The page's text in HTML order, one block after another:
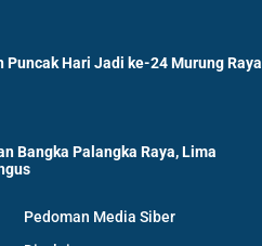
Puncak Hari Jadi ke-24 Murung Raya
Bangka Palangka Raya, Lima
Pedoman Media Siber